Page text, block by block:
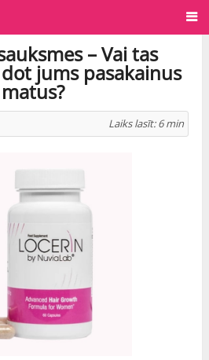
– Vai tas
jums pasakainus
matus?
Laiks lasīt:6 min